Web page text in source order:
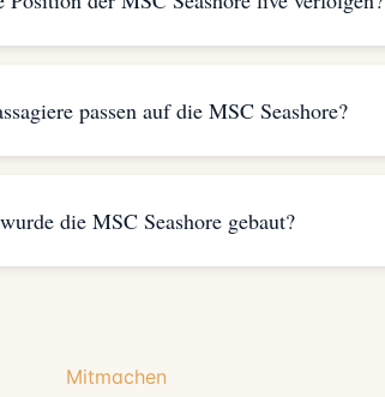
passen auf die MSC Seashore?
die MSC Seashore gebaut?
Mitmachen